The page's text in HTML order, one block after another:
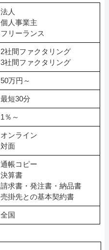
法人
個人事業主
フリーランス
2社間ファクタリング
3社間ファクタリング
50万円～
最短30分
1％～
オンライン
対面
通帳コピー
決算書
請求書・発注書・納品書
売掛先との基本契約書
全国